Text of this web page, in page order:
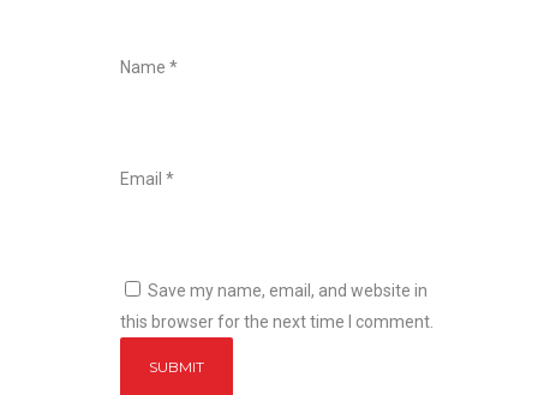
Name *
Email *
Save my name, email, and website in
this browser for the next time I comment.